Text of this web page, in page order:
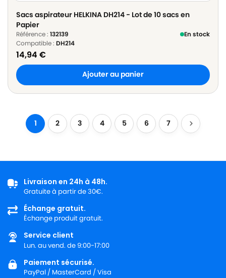
Sacs aspirateur HELKINA DH214 - Lot de 10 sacs en
Papier
Référence : 132139
En stock
Compatible : DH214
14,94 €
Ajouter au panier
1 2 3 4 5 6 7
Livraison en 24h à 48h.
Gratuite à partir de 30€.
Échange gratuit.
Échange produit gratuit.
Service client
Lun. au vend. de 9:00-17:00
Paiement sécurisé.
PayPal / MasterCard / Visa